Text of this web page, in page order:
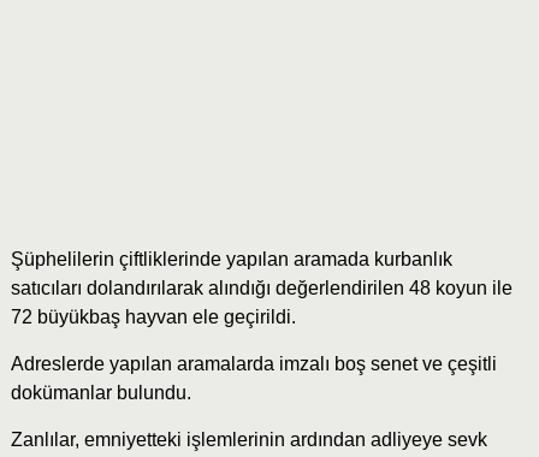
Şüphelilerin çiftliklerinde yapılan aramada kurbanlık
satıcıları dolandırılarak alındığı değerlendirilen 48 koyun ile
72 büyükbaş hayvan ele geçirildi.
Adreslerde yapılan aramalarda imzalı boş senet ve çeşitli
dokümanlar bulundu.
Zanlılar, emniyetteki işlemlerinin ardından adliyeye sevk